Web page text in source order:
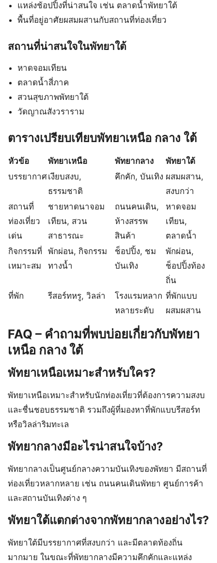
แหล่งช้อปปิ้งที่น่าสนใจ เช่น ตลาดน้ำพัทยาใต้
พื้นที่อยู่อาศัยผสมผสานกับสถานที่ท่องเที่ยว
สถานที่น่าสนใจในพัทยาใต้
หาดจอมเทียน
ตลาดน้ำสี่ภาค
สวนสุขภาพพัทยาใต้
วัดญาณสังวราราม
ตารางเปรียบเทียบพัทยาเหนือ กลาง ใต้
หัวข้อ พัทยาเหนือ พัทยากลาง
พัทยาใต้
บรรยากาศเงียบสงบ,
ธรรมชาติ
คึกคัก, บันเทิง ผสมผสาน,
สงบกว่า
สถานที่
ท่องเที่ยว
เด่น
ชายหาดนาจอม
เทียน, สวน
สาธารณะ
ถนนคนเดิน,
ห้างสรรพ
สินค้า
หาดจอม
เทียน,
ตลาดน้ำ
กิจกรรมที่
เหมาะสม
พักผ่อน, กิจกรรม
ทางน้ำ
ช็อปปิ้ง, ชม
บันเทิง
พักผ่อน,
ช็อปปิ้งท้อง
ถิ่น
ที่พัก
รีสอร์ทหรู, วิลล่า
โรงแรมหลาก
หลายระดับ
ที่พักแบบ
ผสมผสาน
FAQ – คำถามที่พบบ่อยเกี่ยวกับพัทยา
เหนือ กลาง ใต้
พัทยาเหนือเหมาะสำหรับใคร?
พัทยาเหนือเหมาะสำหรับนักท่องเที่ยวที่ต้องการความสงบ
และชื่นชอบธรรมชาติ รวมถึงผู้ที่มองหาที่พักแบบรีสอร์ท
หรือวิลล่าริมทะเล
พัทยากลางมีอะไรน่าสนใจบ้าง?
พัทยากลางเป็นศูนย์กลางความบันเทิงของพัทยา มีสถานที่
ท่องเที่ยวหลากหลาย เช่น ถนนคนเดินพัทยา ศูนย์การค้า
และสถานบันเทิงต่าง ๆ
พัทยาใต้แตกต่างจากพัทยากลางอย่างไร?
พัทยาใต้มีบรรยากาศที่สงบกว่า และมีตลาดท้องถิ่น
มากมาย ในขณะที่พัทยากลางมีความคึกคักและแหล่ง